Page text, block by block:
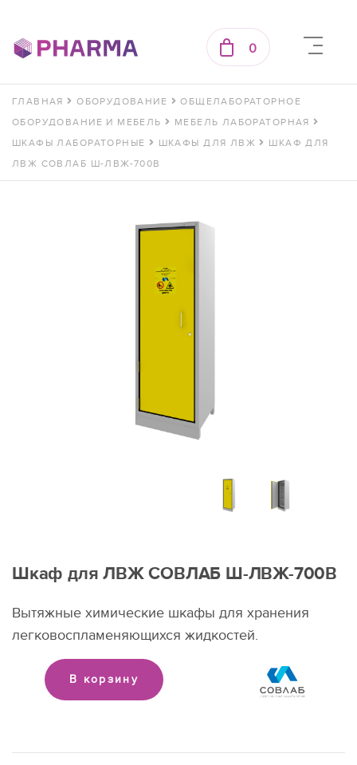
0
ГЛАВНАЯ ОБОРУДОВАНИЕ
ОБЩЕЛАБОРАТОРНОЕ
ОБОРУДОВАНИЕ И МЕБЕЛЬ
МЕБЕЛЬ ЛАБОРАТОРНАЯ
ШКАФЫ ЛАБОРАТОРНЫЕ
ШКАФЫ ДЛЯ ЛВЖ
ШКАФ ДЛЯ
ЛВЖ СОВЛАБ Ш-ЛВЖ-700В
Шкаф для ЛВЖ СОВЛАБ Ш-ЛВЖ-700В
Вытяжные химические шкафы для хранения
легковоспламеняющихся жидкостей.
В корзину